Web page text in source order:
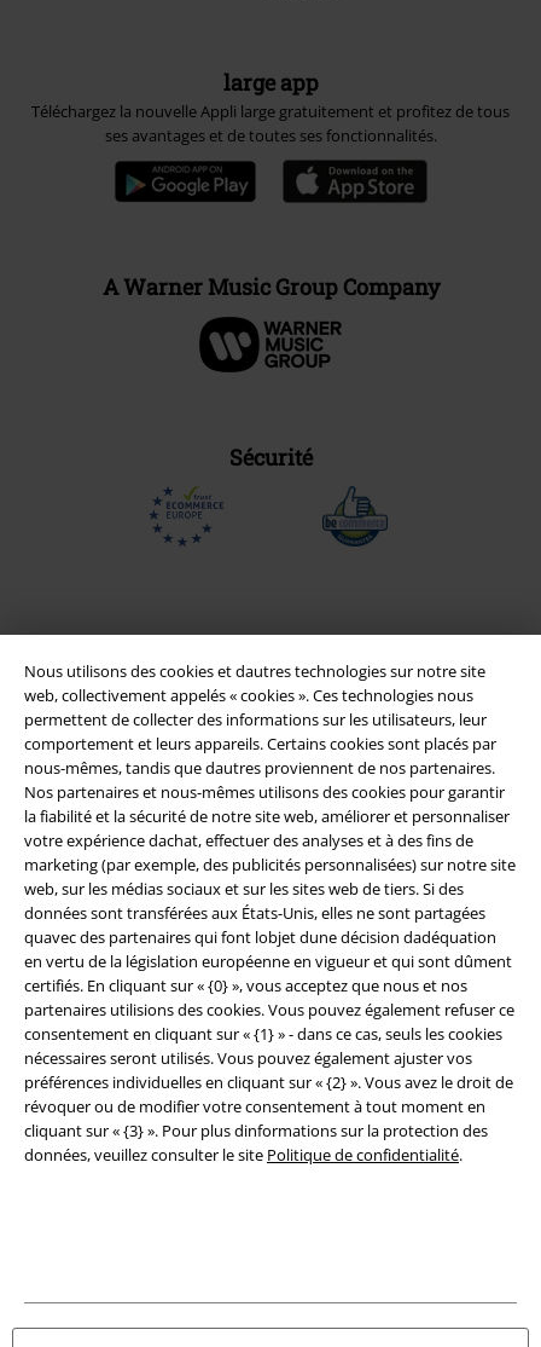
Nous utilisons des cookies et dautres technologies sur notre site
web, collectivement appelés « cookies ». Ces technologies nous
permettent de collecter des informations sur les utilisateurs, leur
comportement et leurs appareils. Certains cookies sont placés par
nous-mêmes, tandis que dautres proviennent de nos partenaires.
Nos partenaires et nous-mêmes utilisons des cookies pour garantir
la fiabilité et la sécurité de notre site web, améliorer et personnaliser
votre expérience dachat, effectuer des analyses et à des fins de
marketing (par exemple, des publicités personnalisées) sur notre site
web, sur les médias sociaux et sur les sites web de tiers. Si des
données sont transférées aux États-Unis, elles ne sont partagées
quavec des partenaires qui font lobjet dune décision dadéquation
en vertu de la législation européenne en vigueur et qui sont dûment
certifiés. En cliquant sur « {0} », vous acceptez que nous et nos
partenaires utilisions des cookies. Vous pouvez également refuser ce
consentement en cliquant sur « {1} » - dans ce cas, seuls les cookies
nécessaires seront utilisés. Vous pouvez également ajuster vos
préférences individuelles en cliquant sur « {2} ». Vous avez le droit de
révoquer ou de modifier votre consentement à tout moment en
cliquant sur « {3} ». Pour plus dinformations sur la protection des
données, veuillez consulter le site Politique de confidentialité.
large app
Téléchargez la nouvelle Appli large gratuitement et profitez de tous
ses avantages et de toutes ses fonctionnalités.
A Warner Music Group Company
Sécurité
Légal
Conditions générales
Éditeur
Clauses de confidentialité
Élimination des déchets et protection de l'environnement
Déclaration de Conformité
Informations sur l'accessibilité